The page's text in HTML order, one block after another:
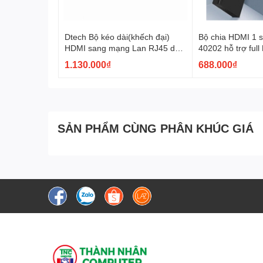
Dtech Bộ kéo dài(khếch đại)
HDMI sang mạng Lan RJ45 dài
60M DTECH DT-7053
1.130.000₫
Bộ chia HDMI 1
40202 hỗ trợ full
4K*2K@30H
kim loại
688.000₫
SẢN PHẨM CÙNG PHÂN KHÚC GIÁ